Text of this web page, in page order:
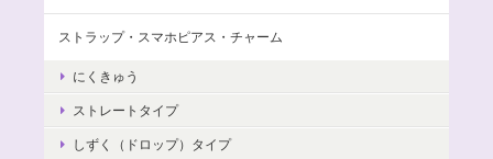
ストラップ・スマホピアス・チャーム
にくきゅう
ストレートタイプ
しずく（ドロップ）タイプ